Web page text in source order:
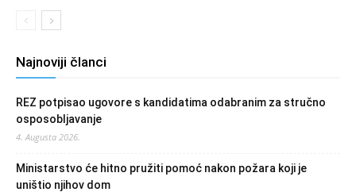
Najnoviji članci
REZ potpisao ugovore s kandidatima odabranim za stručno
osposobljavanje
4. Augusta 2026.
Ministarstvo će hitno pružiti pomoć nakon požara koji je
uništio njihov dom